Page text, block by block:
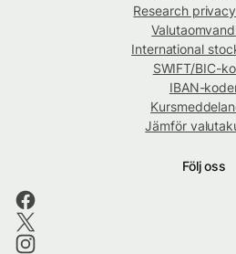
Research
International
SWIFT/BIC-
IBAN-
Jämför
Följ oss